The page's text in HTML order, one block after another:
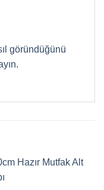
göründüğünü